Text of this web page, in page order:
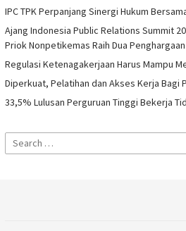
IPC TPK Perpanjang Sinergi Hukum
Ajang Indonesia Public Relations Summit
Priok Nonpetikemas Raih Dua Penghargaan
Regulasi Ketenagakerjaan Harus Mampu
Diperkuat, Pelatihan dan Akses Kerja Bagi
33,5% Lulusan Perguruan Tinggi Bekerja
Search
for: